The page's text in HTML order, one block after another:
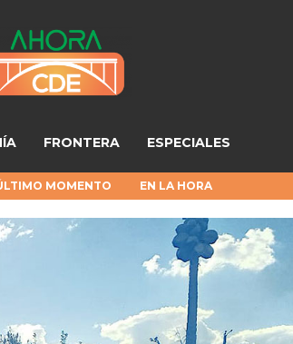
FRONTERA ESPECIALES
MOMENTO EN LA HORA